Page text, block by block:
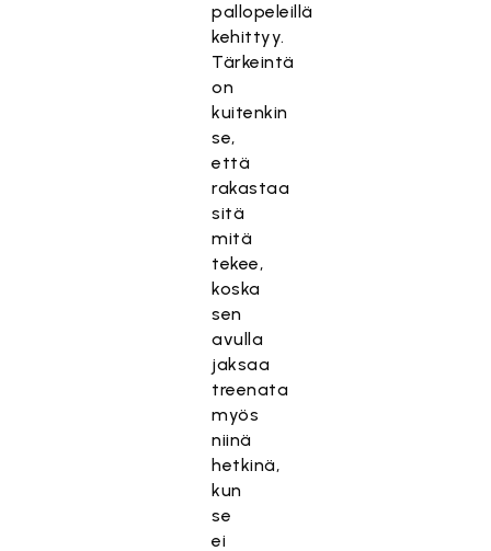
pallopeleillä
kehittyy.
Tärkeintä
on
kuitenkin
se,
että
rakastaa
sitä
mitä
tekee,
koska
sen
avulla
jaksaa
treenata
myös
niinä
hetkinä,
kun
se
ei